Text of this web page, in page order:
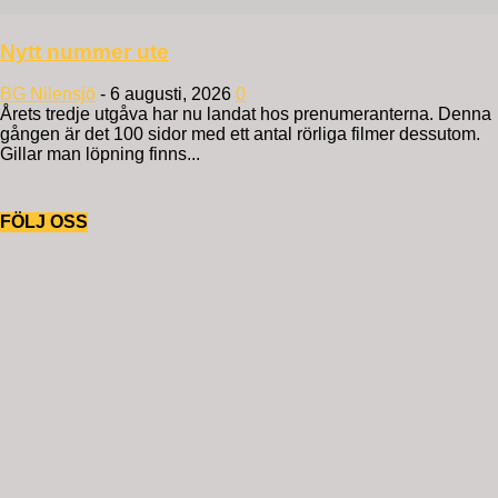
Nytt nummer ute
BG Nilensjö - 6 augusti, 2026 0
Årets tredje utgåva har nu landat hos prenumeranterna. Denna
gången är det 100 sidor med ett antal rörliga filmer dessutom.
Gillar man löpning finns...
FÖLJ OSS